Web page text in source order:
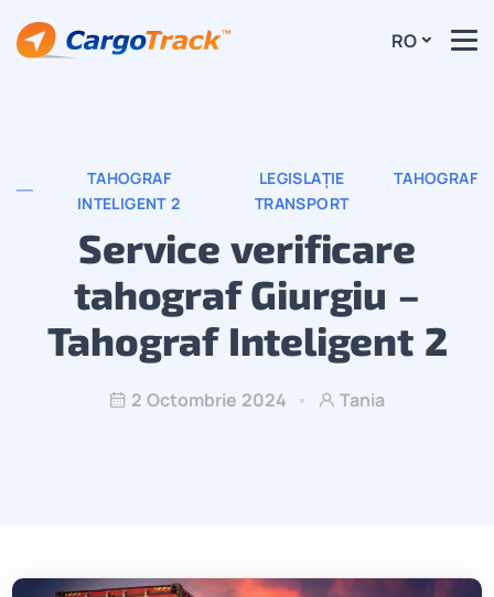
RO
TAHOGRAF
INTELIGENT 2
LEGISLAȚIE
TRANSPORT
TAHOGRAF
Service verificare
tahograf Giurgiu –
Tahograf Inteligent 2
2 Octombrie 2024 Tania